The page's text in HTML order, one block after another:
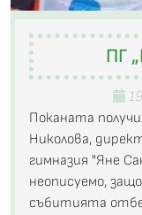
ПГ
Поканата
Николова,
гимназия "Яне
неописуемо,
събитията